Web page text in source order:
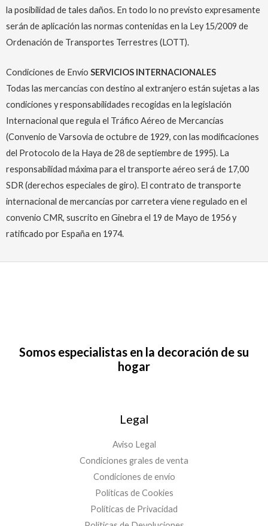
la posibilidad de tales daños. En todo lo no previsto expresamente
serán de aplicación las normas contenidas en la Ley 15/2009 de
Ordenación de Transportes Terrestres (LOTT).
Condiciones de Envío SERVICIOS INTERNACIONALES
Todas las mercancías con destino al extranjero están sujetas a las
condiciones y responsabilidades recogidas en la legislación
Internacional que regula el Tráfico Aéreo de Mercancías
(Convenio de Varsovia de octubre de 1929, con las modificaciones
del Protocolo de la Haya de 28 de septiembre de 1995). La
responsabilidad máxima para el transporte aéreo será de 17,00
SDR (derechos especiales de giro). El contrato de transporte
internacional de mercancías por carretera viene regulado en el
convenio CMR, suscrito en Ginebra el 19 de Mayo de 1956 y
ratificado por España en 1974.
Somos especialistas en la decoración de su
hogar
Legal
Aviso Legal
Condiciones grales de venta
Condiciones de envío
Políticas de Cookies
Políticas de Privacidad